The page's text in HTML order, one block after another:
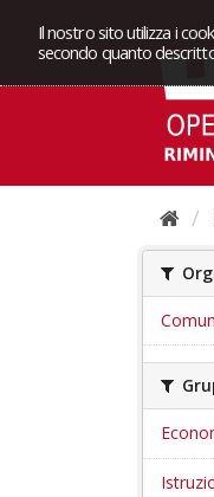
Il nostro sito utilizza i
secondo quanto